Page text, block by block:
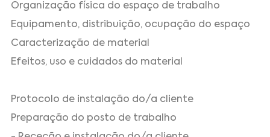
Organização física do espaço de trabalho
Equipamento, distribuição, ocupação do espaço
Caracterização de material
Efeitos, uso e cuidados do material
Protocolo de instalação do/a cliente
Preparação do posto de trabalho